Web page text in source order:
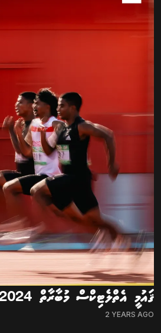
ޤައުމީ އެތްލެޓިކްސް މުބާރާތް 2024
2 YEARS AGO